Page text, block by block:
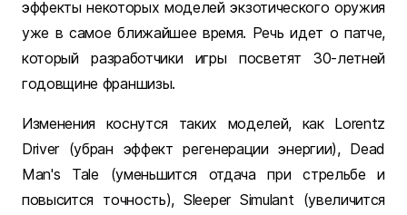
эффекты некоторых моделей экзотического оружия
уже в самое ближайшее время. Речь идет о патче,
который разработчики игры посветят 30-летней
годовщине франшизы.
Изменения коснутся таких моделей, как Lorentz
Driver (убран эффект регенерации энергии), Dead
Man's Tale (уменьшится отдача при стрельбе и
повысится точность), Sleeper Simulant (увеличится